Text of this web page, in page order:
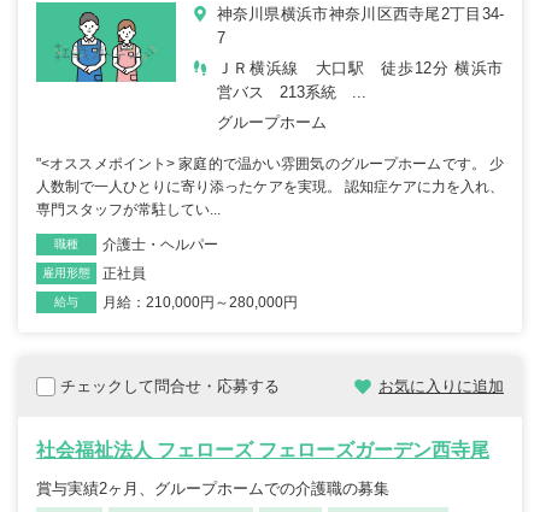
神奈川県横浜市神奈川区西寺尾2丁目34-
7
ＪＲ横浜線 大口駅 徒歩12分 横浜市
営バス 213系統 ...
グループホーム
"<オススメポイント> 家庭的で温かい雰囲気のグループホームです。 少
人数制で一人ひとりに寄り添ったケアを実現。 認知症ケアに力を入れ、
専門スタッフが常駐してい...
職種 介護士・ヘルパー
雇用形態 正社員
給与 月給：210,000円～280,000円
チェックして問合せ・応募する お気に入りに追加
社会福祉法人 フェローズ フェローズガーデン西寺尾
賞与実績2ヶ月、グループホームでの介護職の募集